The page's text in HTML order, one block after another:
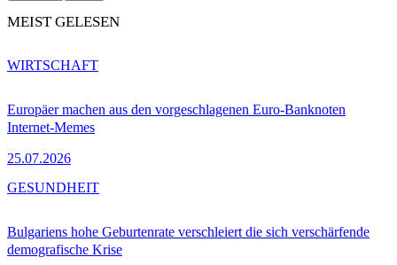
MEIST GELESEN
Europäer machen aus den vorgeschlagenen Euro-Banknoten
Internet-Memes
25.07.2026
WIRTSCHAFT
Bulgariens hohe Geburtenrate verschleiert die sich verschärfende
demografische Krise
GESUNDHEIT